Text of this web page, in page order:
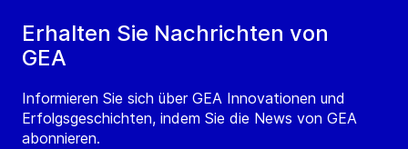
Erhalten Sie Nachrichten von
GEA
Informieren Sie sich über GEA Innovationen und
Erfolgsgeschichten, indem Sie die News von GEA
abonnieren.